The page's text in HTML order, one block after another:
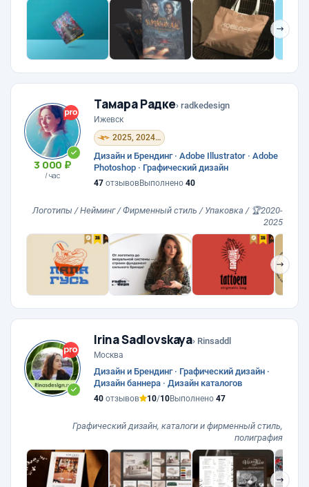
❯
3 000 ₽
/ час
Тамара Радке› radkedesign
Ижевск
2025, 2024, 2023, 2022, 2021, 2020
Дизайн и Брендинг · Adobe Illustrator · Adobe
Photoshop · Графический дизайн
47 отзывовВыполнено 40
Логотипы / Нейминг / Фирменный стиль / Упаковка / 🏆2020-
2025
❯
Irina Sadlovskaya› Rinsaddl
Москва
Дизайн и Брендинг · Графический дизайн ·
Дизайн баннера · Дизайн каталогов
40 отзывов 10/10Выполнено 47
Графический дизайн, каталоги и фирменный стиль,
полиграфия
❯